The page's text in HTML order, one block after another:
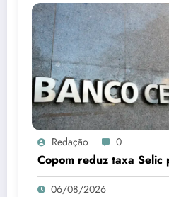
Redação 0
Copom reduz taxa Selic
06/08/2026